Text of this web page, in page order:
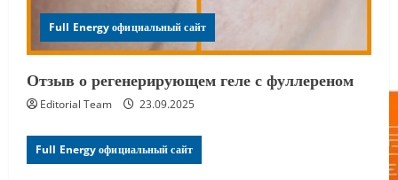
Full Energy официальный сайт
Отзыв о регенерирующем геле с фуллереном
Editorial Team 23.09.2025
Full Energy официальный сайт